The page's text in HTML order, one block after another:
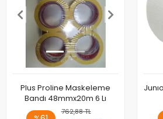
Plus Proline Maskeleme
Bandı 48mmx20m 6 Lı
762,88 TL